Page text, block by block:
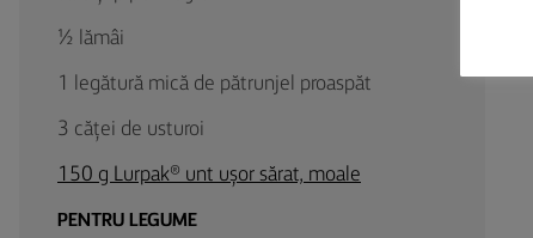
½ lămâi
1 legătură mică de pătrunjel proaspăt
3 căței de usturoi
150 g Lurpak® unt ușor sărat, moale
PENTRU LEGUME